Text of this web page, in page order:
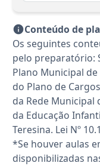
Conteúdo de
Os seguintes
pelo preparatório:
Plano Municipal
do Plano de
da Rede Municipal
da Educação
Teresina. Lei Nº
*Se houver aulas
disponibilizadas